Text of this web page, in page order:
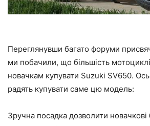
Переглянувши багато форуми
ми побачили, що більшість
новачкам купувати Suzuki SV650.
радять купувати саме цю модель:
Зручна посадка дозволити